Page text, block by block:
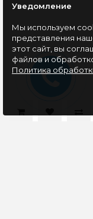
Уведомление
Мы используем
представления
этот сайт, вы
файлов и
Политика